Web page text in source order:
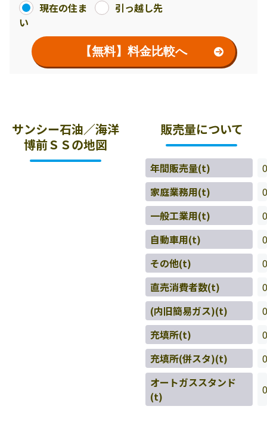
現在の住ま
い
引っ越し先
【無料】料金比較へ
サンシー石油／海洋
博前ＳＳの地図
販売量について
年間販売量(t)
0
家庭業務用(t)
0
一般工業用(t)
0
自動車用(t)
0
その他(t)
0
直売消費者数(t)
0
(内旧簡易ガス)(t)
0
充填所(t)
0
充填所(併スタ)(t)
0
オートガススタンド
(t)
0